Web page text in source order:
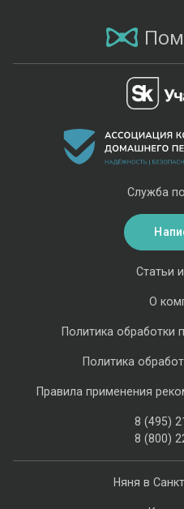
Няня в
Статьи
О
Политика обработки
Политика
Правила применения
8 (495)
8 (800)
Служба